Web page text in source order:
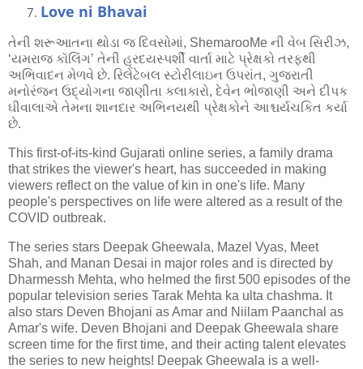
Love ni Bhavai
તેની શરૂઆતના થોડા જ દિવસોમાં, ShemarooMe ની વેબ સિરીઝ,
‘યમરાજ કૉલિંગ’ તેની હ્રદયસ્પર્શી વાર્તા માટે પ્રેક્ષકો તરફથી
અભિવાદન મેળવે છે. રિલેટેબલ સ્ટોરીલાઇન ઉપરાંત, ગુજરાતી
મનોરંજન ઉદ્યોગના જાણીતા કલાકારો, દેવેન ભોજાણી અને દીપક
ઘીવાલાએ તેમના શાનદાર અભિનયથી પ્રેક્ષકોને આશ્ચર્યચકિત કર્યા
છે.
This first-of-its-kind Gujarati online series, a family drama
that strikes the viewer's heart, has succeeded in making
viewers reflect on the value of kin in one's life. Many
people's perspectives on life were altered as a result of the
COVID outbreak.
The series stars Deepak Gheewala, Mazel Vyas, Meet
Shah, and Manan Desai in major roles and is directed by
Dharmessh Mehta, who helmed the first 500 episodes of the
popular television series Tarak Mehta ka ulta chashma. It
also stars Deven Bhojani as Amar and Niilam Paanchal as
Amar's wife. Deven Bhojani and Deepak Gheewala share
screen time for the first time, and their acting talent elevates
the series to new heights! Deepak Gheewala is a well-